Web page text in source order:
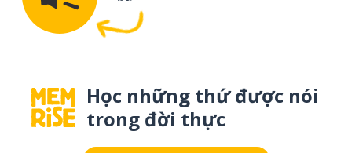
Học những thứ được nói
trong đời thực